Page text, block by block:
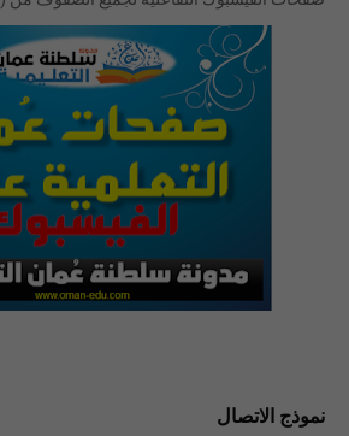
نموذج الاتصال